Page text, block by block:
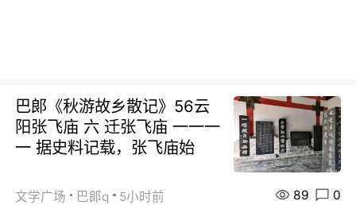
巴郞《秋游故乡散记》56云
阳张飞庙 六 迁张飞庙 一一一
一 据史料记载，张飞庙始
文学广场 巴郞q 5小时前 89 0